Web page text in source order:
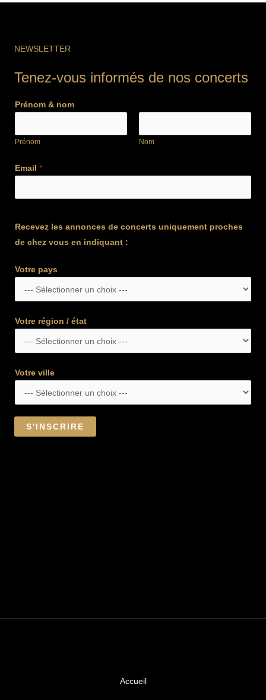
NEWSLETTER
Tenez-vous informés de nos concerts
Prénom & nom
Prénom Nom
Email *
Recevez les annonces de concerts uniquement proches
de chez vous en indiquant :
Votre pays
Votre région / état
Votre ville
S'INSCRIRE
Accueil